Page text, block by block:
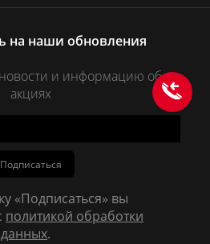
на наши обновления
и информацию об
акциях
Подписаться
«Подписаться» вы
политикой обработки
.